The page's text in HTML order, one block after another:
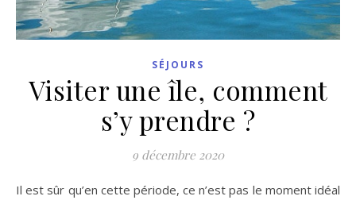
SÉJOURS
Visiter une île, comment
s’y prendre ?
9 décembre 2020
Il est sûr qu’en cette période, ce n’est pas le moment idéal